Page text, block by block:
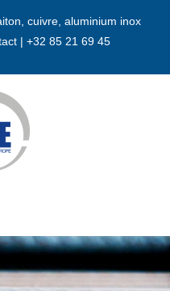
cuivre, aluminium inox
| +32 85 21 69 45